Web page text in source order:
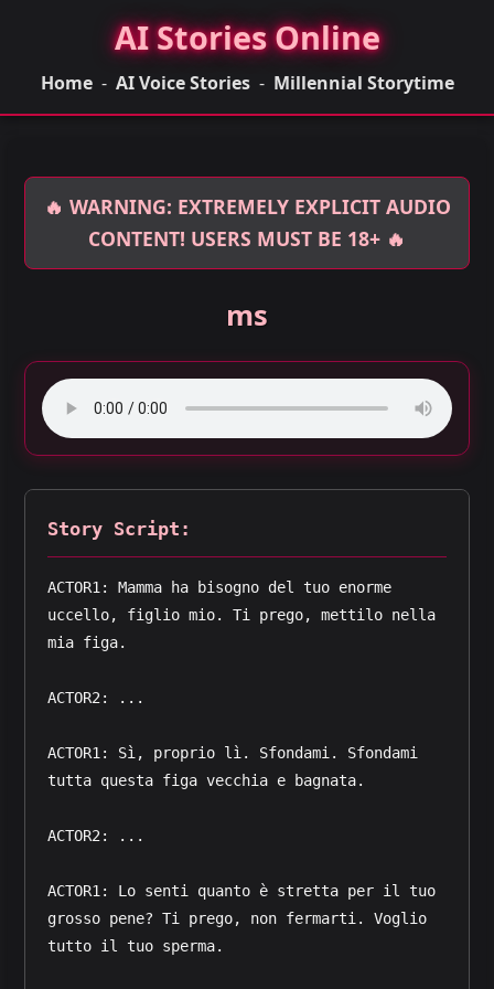
AI Stories Online
Home - AI Voice Stories - Millennial Storytime
🔥 WARNING: EXTREMELY EXPLICIT AUDIO
CONTENT! USERS MUST BE 18+ 🔥
ms
Story Script:
ACTOR1: Mamma ha bisogno del tuo enorme
uccello, figlio mio. Ti prego, mettilo nella
mia figa.
ACTOR2: ...
ACTOR1: Sì, proprio lì. Sfondami. Sfondami
tutta questa figa vecchia e bagnata.
ACTOR2: ...
ACTOR1: Lo senti quanto è stretta per il tuo
grosso pene? Ti prego, non fermarti. Voglio
tutto il tuo sperma.